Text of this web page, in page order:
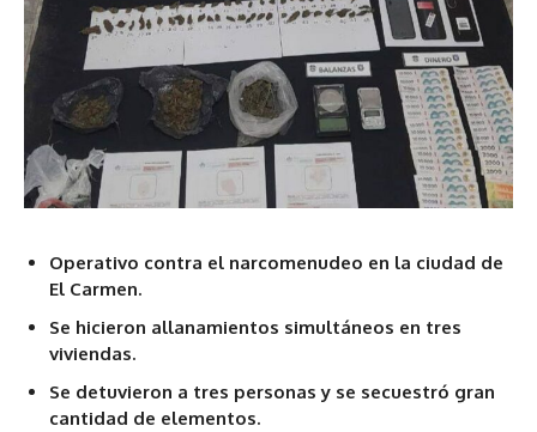
Operativo contra el narcomenudeo en la ciudad de
El Carmen.
Se hicieron allanamientos simultáneos en tres
viviendas.
Se detuvieron a tres personas y se secuestró gran
cantidad de elementos.